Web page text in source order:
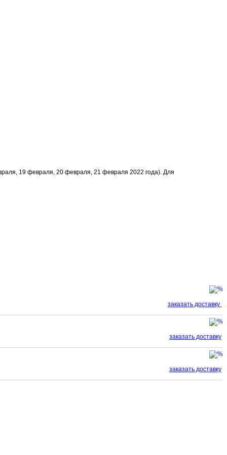
19 февраля, 20 февраля, 21 февраля 2022 года). Для
заказать доставку
заказать доставку
заказать доставку